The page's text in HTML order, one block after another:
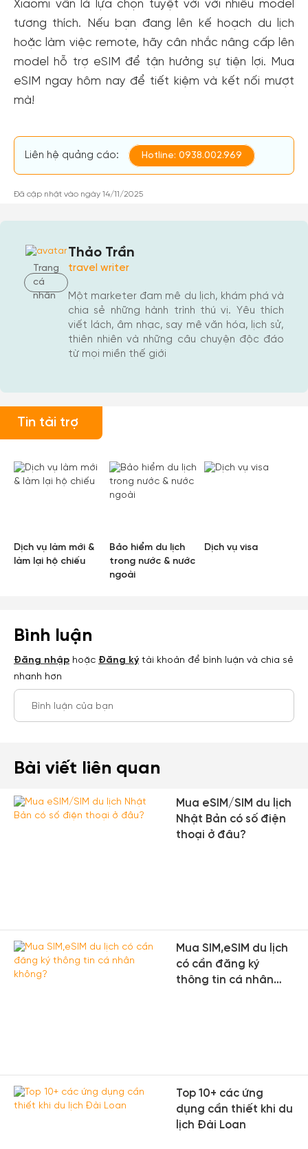
Xiaomi vẫn là lựa chọn tuyệt vời với nhiều model
tương thích. Nếu bạn đang lên kế hoạch du lịch
hoặc làm việc remote, hãy cân nhắc nâng cấp lên
model hỗ trợ eSIM để tận hưởng sự tiện lợi. Mua
eSIM ngay hôm nay để tiết kiệm và kết nối mượt
mà!
Liên hệ quảng cáo: Hotline: 0938.002.969
Đã cập nhật vào ngày 14/11/2025
Trang
cá
nhân
Thảo Trần
travel writer
Một marketer đam mê du lịch, khám phá và
chia sẻ những hành trình thú vị. Yêu thích
viết lách, âm nhạc, say mê văn hóa, lịch sử,
thiên nhiên và những câu chuyện độc đáo
từ mọi miền thế giới
Tin tài trợ
Dịch vụ làm mới &
làm lại hộ chiếu
Bảo hiểm du lịch
trong nước & nước
ngoài
Dịch vụ visa
Bình luận
Đăng nhập hoặc Đăng ký tài khoản để bình luận và chia sẻ
nhanh hơn
Bình luận của bạn
Bài viết liên quan
Mua eSIM/SIM du lịch
Nhật Bản có số điện
thoại ở đâu?
Mua SIM,eSIM du lịch
có cần đăng ký
thông tin cá nhân
Top 10+ các ứng
dụng cần thiết khi du
lịch Đài Loan
cho cộng đồng.
Đăng ký
Hoặc đăng nhập bằng
Đăng nhập Facebook
Đăng nhập Google